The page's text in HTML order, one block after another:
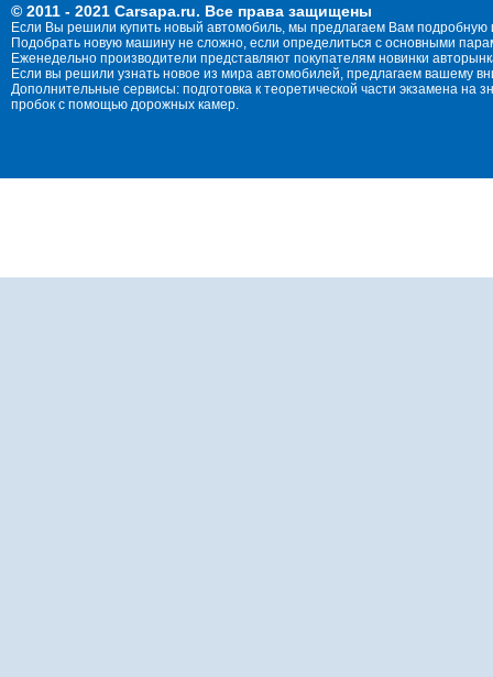
© 2011 - 2021 Carsapa.ru. Все права защищены
Если Вы решили купить новый автомобиль, мы предлагаем Вам
Подобрать новую машину не сложно, если определиться с основными
Еженедельно производители представляют покупателям новинки
Если вы решили узнать новое из мира автомобилей, предлагаем вашему
Дополнительные сервисы: подготовка к теоретической части экзамена
пробок с помощью дорожных камер.